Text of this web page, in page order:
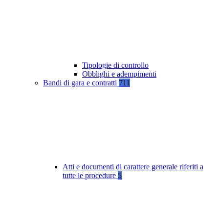
Tipologie di controllo
Obblighi e adempimenti
Bandi di gara e contratti 711
Atti e documenti di carattere generale riferiti a
tutte le procedure 5